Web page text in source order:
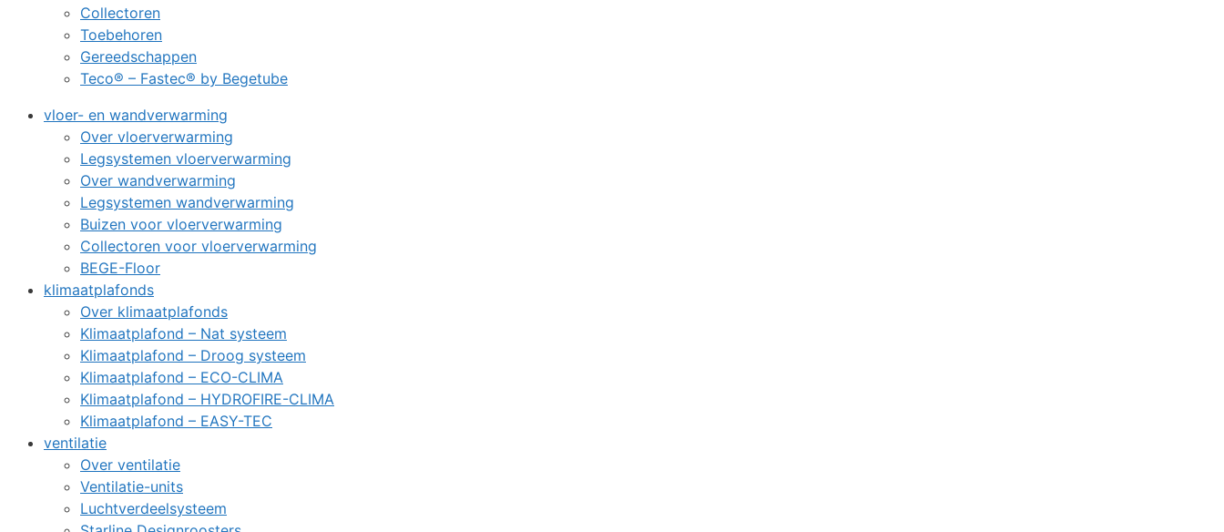
Collectoren
Toebehoren
Gereedschappen
Teco® – Fastec® by Begetube
vloer- en wandverwarming
Over vloerverwarming
Legsystemen vloerverwarming
Over wandverwarming
Legsystemen wandverwarming
Buizen voor vloerverwarming
Collectoren voor vloerverwarming
BEGE-Floor
klimaatplafonds
Over klimaatplafonds
Klimaatplafond – Nat systeem
Klimaatplafond – Droog systeem
Klimaatplafond – ECO-CLIMA
Klimaatplafond – HYDROFIRE-CLIMA
Klimaatplafond – EASY-TEC
ventilatie
Over ventilatie
Ventilatie-units
Luchtverdeelsysteem